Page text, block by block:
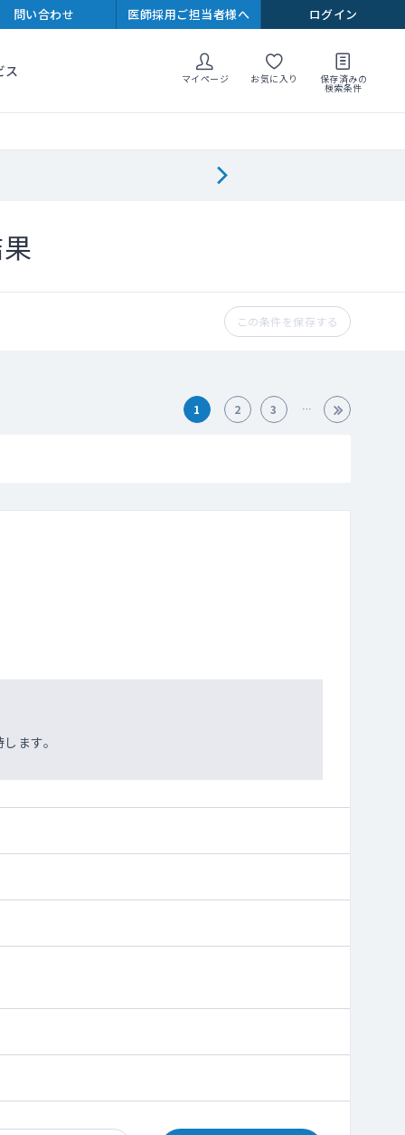
問い合わせ 医師採用ご担当者様へ ログイン
ス マイページ お気に入り 保存済みの
検索条件
この条件を保存する
1 2 3
ます。
す